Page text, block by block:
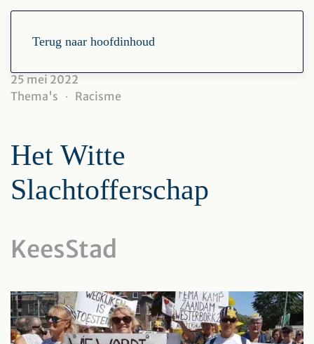
Terug naar hoofdinhoud
25 mei 2022
Thema's
Racisme
Het Witte
Slachtofferschap
KeesStad